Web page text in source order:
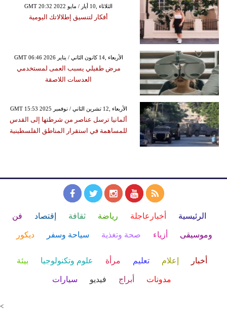
GMT 20:32 2022 الثلاثاء ,10 أيار / مايو
أفكار لتنسيق إطلالاتك اليومية
GMT 06:46 2026 الأربعاء ,14 كانون الثاني / يناير
مرض طفيلي يسبب العمى لمستخدمي
العدسات اللاصقة
GMT 15:53 2025 الأربعاء ,12 تشرين الثاني / نوفمبر
ألمانيا ترسل عناصر من شرطتها إلى القدس
للمساهمة في استقرار المناطق الفلسطينية
الرئيسية أخبارعاجلة رياضة ثقافة إقتصاد فن
وموسيقى أزياء صحة وتغذية سياحة وسفر ديكور
أخبار إعلام تعليم مرأة علوم وتكنولوجيا بيئة
مدونات أبراج فيديو سيارات
<